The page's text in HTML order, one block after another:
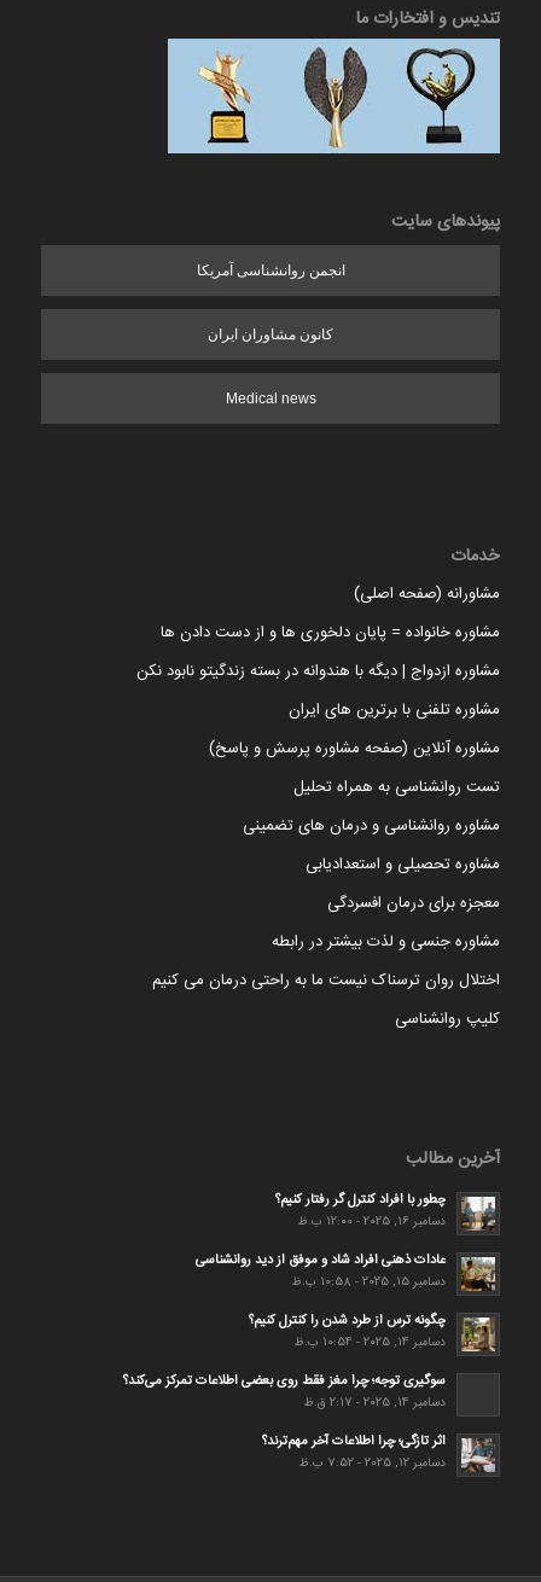
تندیس و افتخارات ما
پیوندهای سایت
انجمن روانشناسی آمریکا
کانون مشاوران ایران
Medical news
خدمات
مشاورانه (صفحه اصلی)
مشاوره خانواده = پایان دلخوری ها و از دست دادن ها
مشاوره ازدواج | دیگه با هندوانه در بسته زندگیتو نابود نکن
مشاوره تلفنی با برترین های ایران
مشاوره آنلاین (صفحه مشاوره پرسش و پاسخ)
تست روانشناسی به همراه تحلیل
مشاوره روانشناسی و درمان های تضمینی
مشاوره تحصیلی و استعدادیابی
معجزه برای درمان افسردگی
مشاوره جنسی و لذت بیشتر در رابطه
اختلال روان ترسناک نیست ما به راحتی درمان می کنیم
کلیپ روانشناسی
آخرین مطالب
چطور با افراد کنترل گر رفتار کنیم؟
دسامبر 16, 2025 - 12:00 ب.ظ
عادات ذهنی افراد شاد و موفق از دید روانشناسی
دسامبر 15, 2025 - 10:58 ب.ظ
چگونه ترس از طرد شدن را کنترل کنیم؟
دسامبر 14, 2025 - 10:54 ب.ظ
سوگیری توجه؛ چرا مغز فقط روی بعضی اطلاعات تمرکز می‌کند؟
دسامبر 14, 2025 - 2:17 ق.ظ
اثر تازگی؛ چرا اطلاعات آخر مهم‌ترند؟
دسامبر 12, 2025 - 7:52 ب.ظ